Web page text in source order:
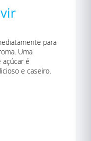
para
Uma
açúcar é
e caseiro.